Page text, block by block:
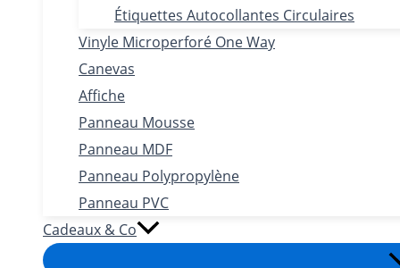
Étiquettes Autocollantes Circulaires
Vinyle Microperforé One Way
Canevas
Affiche
Panneau Mousse
Panneau MDF
Panneau Polypropylène
Panneau PVC
Cadeaux & Co